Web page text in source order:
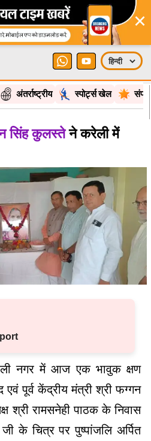
×
अंतर्राष्ट्रीय स्पोर्ट्स खेल
सिंह कुलस्तेने करेली में
नगर में आज एक भावुक क्षण
पूर्व केंद्रीय मंत्री श्री फग्गन
श्री रामसनेही पाठक के निवास
के चित्र पर पुष्पांजलि अर्पित